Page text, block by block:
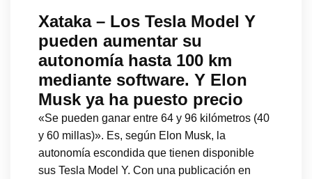
Xataka – Los Tesla Model Y
pueden aumentar su
autonomía hasta 100 km
mediante software. Y Elon
Musk ya ha puesto precio
«Se pueden ganar entre 64 y 96 kilómetros (40
y 60 millas)». Es, según Elon Musk, la
autonomía escondida que tienen disponible
sus Tesla Model Y. Con una publicación en